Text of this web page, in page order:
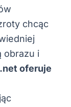
chcąc
obrazu i
oferuje